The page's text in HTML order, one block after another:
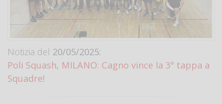
Notizia del 20/05/2025:
Poli Squash, MILANO: Cagno vince la 3ª tappa a
Squadre!